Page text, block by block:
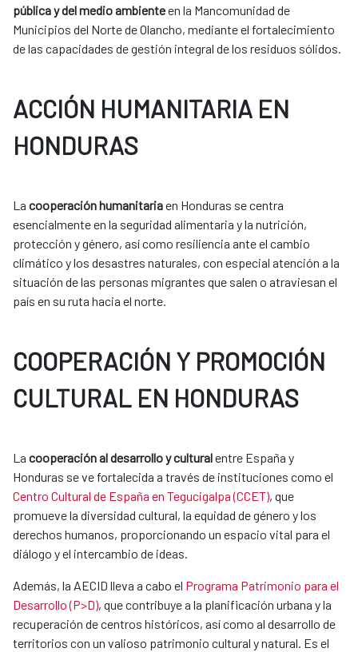
pública y del medio ambienteen la Mancomunidad de
Municipios del Norte de Olancho, mediante el fortalecimiento
de las capacidades de gestión integral de los residuos sólidos.
ACCIÓN HUMANITARIA EN
HONDURAS
La cooperación humanitariaen Honduras se centra
esencialmente en la seguridad alimentaria y la nutrición,
protección y género, así como resiliencia ante el cambio
climático y los desastres naturales, con especial atención a la
situación de las personas migrantes que salen o atraviesan el
país en su ruta hacia el norte.
COOPERACIÓN Y PROMOCIÓN
CULTURAL EN HONDURAS
La cooperación al desarrollo y culturalentre España y
Honduras se ve fortalecida a través de instituciones como el
Centro Cultural de España en Tegucigalpa (CCET), que
promueve la diversidad cultural, la equidad de género y los
derechos humanos, proporcionando un espacio vital para el
diálogo y el intercambio de ideas.
Además, la AECID lleva a cabo el Programa Patrimonio para el
Desarrollo (P>D), que contribuye a la planificación urbana y la
recuperación de centros históricos, así como al desarrollo de
territorios con un valioso patrimonio cultural y natural. Es el